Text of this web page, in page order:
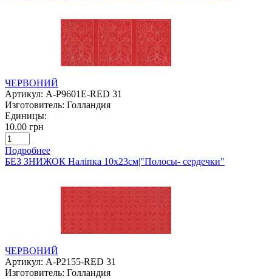
ЧЕРВОНИЙ
Артикул: A-P9601E-RED 31
Изготовитель: Голландия
Единицы:
10.00 грн
Подробнее
БЕЗ ЗНИЖОК Наліпка 10х23см|"Полосы- сердечки"
ЧЕРВОНИЙ
Артикул: A-P2155-RED 31
Изготовитель: Голландия